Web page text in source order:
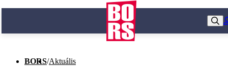
BORS/Aktuális